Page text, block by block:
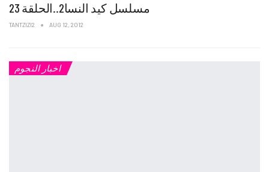
مسلسل كيد النسا2..الحلقة 23
TANTZIZI2 AUG 12, 2012
اخبار النجوم